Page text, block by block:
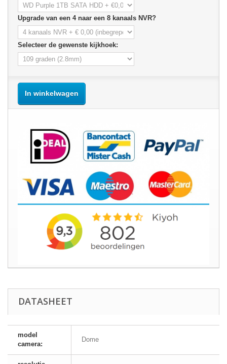
Upgrade van een 4 naar een 8 kanaals NVR?
Selecteer de gewenste kijkhoek:
In winkelwagen
DATASHEET
model
camera:
Dome